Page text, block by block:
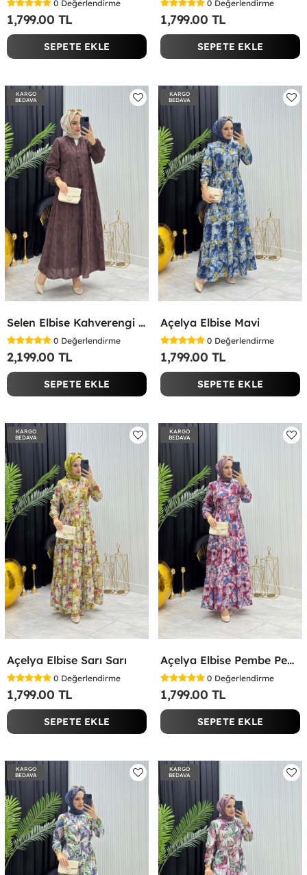
0 Değerlendirme
1,799.00 TL
SEPETE EKLE
0 Değerlendirme
1,799.00 TL
SEPETE EKLE
KARGO
BEDAVA
Selen Elbise Kahverengi Kahverengi
0 Değerlendirme
2,199.00 TL
SEPETE EKLE
KARGO
BEDAVA
Açelya Elbise Mavi
0 Değerlendirme
1,799.00 TL
SEPETE EKLE
KARGO
BEDAVA
Açelya Elbise Sarı Sarı
0 Değerlendirme
1,799.00 TL
SEPETE EKLE
KARGO
BEDAVA
Açelya Elbise Pembe Pembe
0 Değerlendirme
1,799.00 TL
SEPETE EKLE
KARGO
BEDAVA
KARGO
BEDAVA